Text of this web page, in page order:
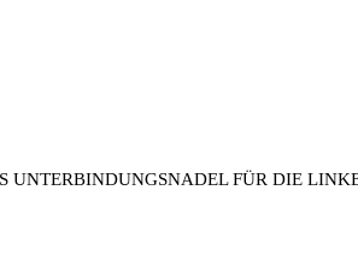
UNTERBINDUNGSNADEL FÜR DIE